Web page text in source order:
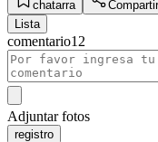
chatarra
Compartir
Lista
comentario12
Adjuntar fotos
registro